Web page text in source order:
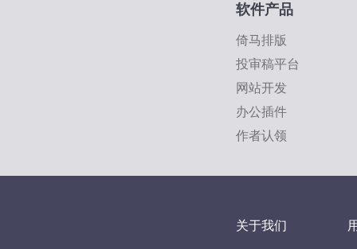
软件产品
倚马排版
投审稿平台
网站开发
办公插件
作者认领
关于我们